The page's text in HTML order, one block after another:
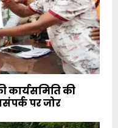
कार्यसमिति की
पर जोर